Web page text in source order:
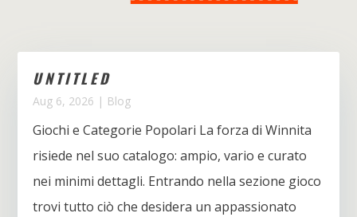
UNTITLED
Aug 6, 2026 | Blog
Giochi e Categorie Popolari La forza di Winnita
risiede nel suo catalogo: ampio, vario e curato
nei minimi dettagli. Entrando nella sezione gioco
trovi tutto ciò che desidera un appassionato